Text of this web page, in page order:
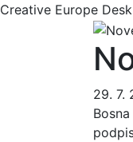
Creative Europe
29. 7.